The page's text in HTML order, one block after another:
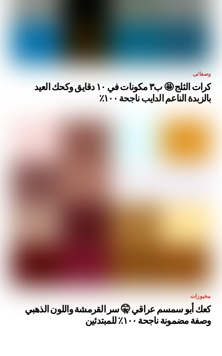
وصفاتى
كرات الثلج 🤩 ب٣ مكونات في ١٠ دقايق وكحك العيد
بالزبدة الناعم الدايب ناجحة ١٠٠٪
مخبوزات
كعك أبو سمسم عراقي 🤫 سر القرمشة واللون الذهبي
وصفة مضمونة ناجحة ١٠٠٪ للمبتدئين